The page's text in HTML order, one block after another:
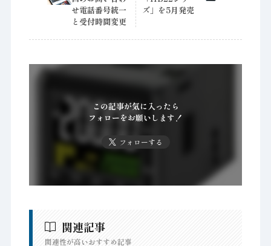
せ電話番号統一
と受付時間変更
ズ」を5月発売
この記事が気に入ったら
フォローをお願いします！
フォローする
関連記事
関連性が高いおすすめ記事